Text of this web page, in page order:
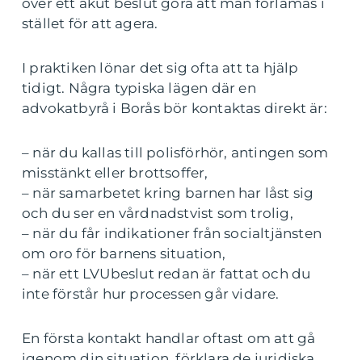
över ett akut beslut göra att man förlamas i
stället för att agera.
I praktiken lönar det sig ofta att ta hjälp
tidigt. Några typiska lägen där en
advokatbyrå i Borås bör kontaktas direkt är:
– när du kallas till polisförhör, antingen som
misstänkt eller brottsoffer,
– när samarbetet kring barnen har låst sig
och du ser en vårdnadstvist som trolig,
– när du får indikationer från socialtjänsten
om oro för barnens situation,
– när ett LVUbeslut redan är fattat och du
inte förstår hur processen går vidare.
En första kontakt handlar oftast om att gå